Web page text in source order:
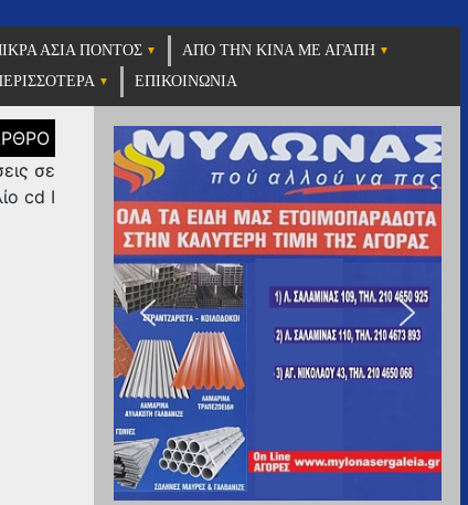
ΑΣΙΑ ΠΟΝΤΟΣ
ΑΠΟ ΤΗΝ ΚΙΝΑ ΜΕ ΑΓΑΠΗ
ΕΠΙΚΟΙΝΩΝΙΑ
σε
cd I